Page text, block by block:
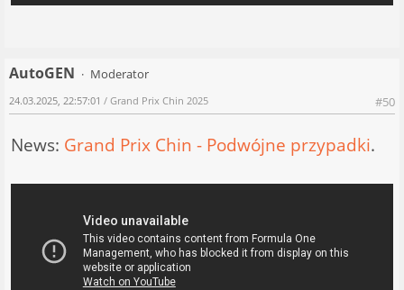
AutoGEN
Moderator
#50
24.03.2025, 22:57:01 / Grand Prix Chin 2025
News: Grand Prix Chin - Podwójne przypadki.